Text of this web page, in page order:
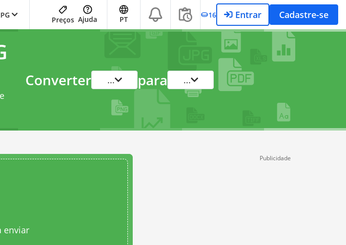
Preços Ajuda PT 16 Entrar Cadastre-se
Converter ... para ...
enviar
Publicidade